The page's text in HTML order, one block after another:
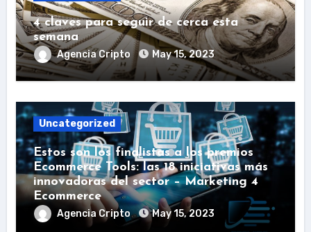
4 claves para seguir de cerca esta
semana
Agencia Cripto May 15, 2023
Uncategorized
Estos son los finalistas a los premios
Ecommerce Tools: las 18 iniciativas más
innovadoras del sector – Marketing 4
Ecommerce
Agencia Cripto May 15, 2023